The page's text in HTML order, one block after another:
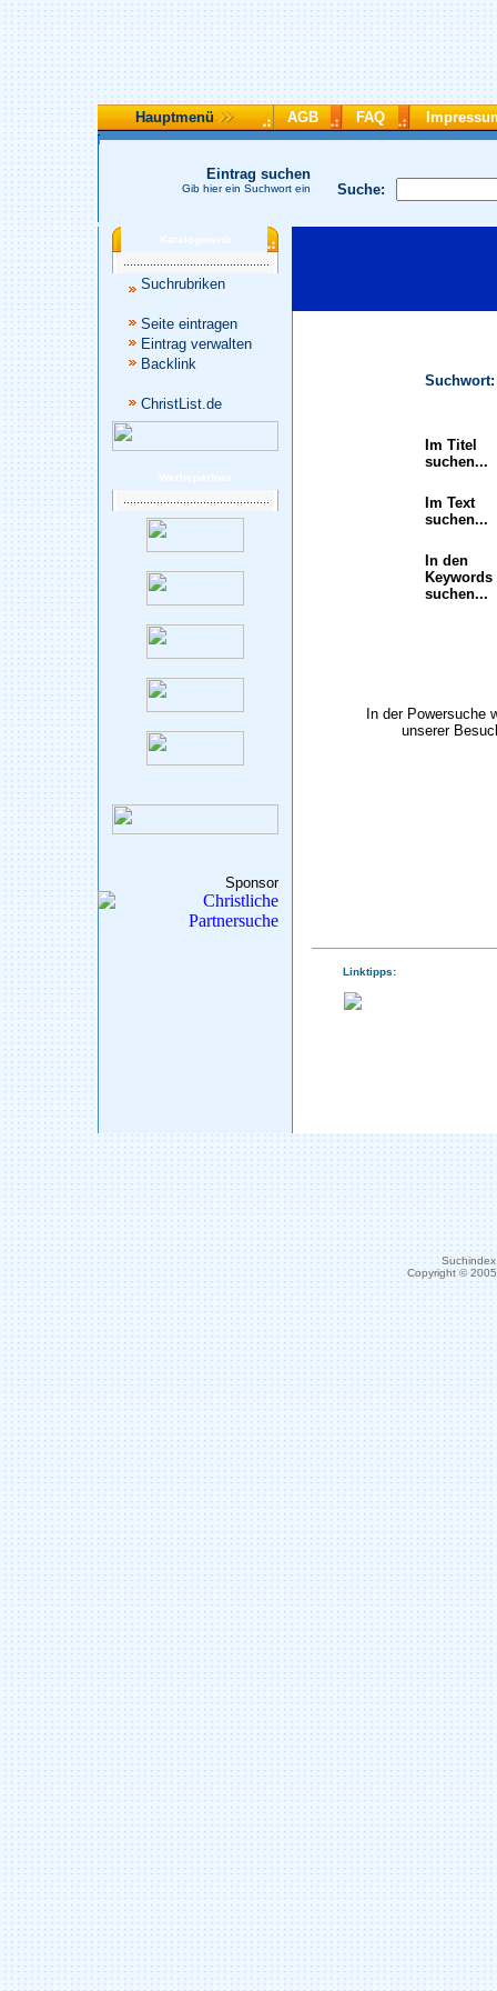
Hauptmenü AGB FAQ
Suche:
Eintrag suchen
Gib hier ein Suchwort ein
Katalogmenü
Suchrubriken
Seite eintragen
Eintrag verwalten
Backlink
ChristList.de
Werbepartner
Sponsor
Suchwort:
Im Titel
suchen...
Im Text
suchen...
In den
Keywords
suchen...
In der Powersuche
unserer
Linktipps:
Copyright ©